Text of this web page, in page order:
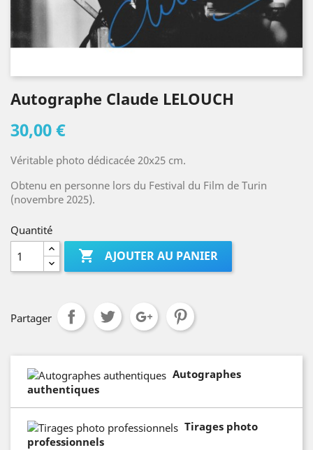
Autographe Claude LELOUCH
30,00 €
Véritable photo dédicacée 20x25 cm.
Obtenu en personne lors du Festival du Film de Turin
(novembre 2025).
Quantité
 AJOUTER AU PANIER
Partager
Autographes
authentiques
Tirages photo
professionnels